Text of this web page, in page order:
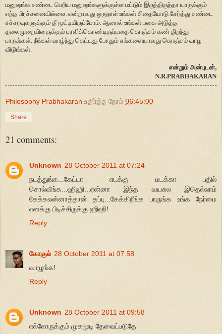
மனுஷங்க சண்டை பெரிய மனுஷங்களுக்குள்ள மட்டும் இருந்திருந்தா யாருக்கும்
எந்த பிரச்சனையில்லை. என்றாவது ஒருநாள் உங்கள் சிதையோடு சேர்த்து சண்டை
சச்சரவுகளுக்கும் தீ மூட்டியிருப்போம். ஆனால் உங்கள் பகை அடுத்த
தலைமுறையினருக்கும் பரவிக்கொண்டிருப்பதை கொஞ்சம் கண் திறந்து
பாருங்கள். நீங்கள் வாழ்ந்து கெட்டது போதும் எங்களையாவது கொஞ்சம் வாழ
விடுங்கள்.
என்றும் அன்புடன்,
N.R.PRABHAKARAN
Philosophy Prabhakaran உதிர்த்த நேரம் 06:45:00
Share
21 comments:
Unknown 28 October 2011 at 07:24
நடத்துங்க...கேட்டா எடக்கு மடக்கா பதில்
சொல்வீங்க...ஹிஹி...ஏன்னா இந்த வயசுல இதெல்லாம்
கேக்கலன்னாத்தான் தப்பு...கேக்கிறீங்க பாருங்க உங்க நேர்மை
எனக்கு பிடிச்சிருக்கு ஹிஹி!
Reply
கோகுல் 28 October 2011 at 07:58
வாழுங்க!
Reply
Unknown 28 October 2011 at 09:58
எல்லோருக்கும் முகமூடி தேவைப்படுதே